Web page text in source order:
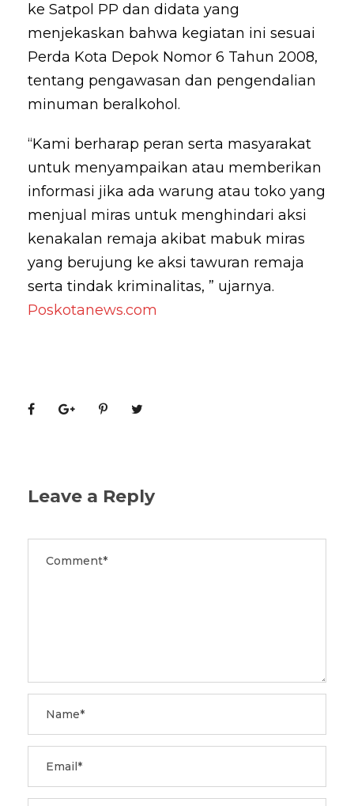
ke Satpol PP dan didata yang
menjekaskan bahwa kegiatan ini sesuai
Perda Kota Depok Nomor 6 Tahun 2008,
tentang pengawasan dan pengendalian
minuman beralkohol.
“Kami berharap peran serta masyarakat
untuk menyampaikan atau memberikan
informasi jika ada warung atau toko yang
menjual miras untuk menghindari aksi
kenakalan remaja akibat mabuk miras
yang berujung ke aksi tawuran remaja
serta tindak kriminalitas, ” ujarnya.
Poskotanews.com
Leave a Reply